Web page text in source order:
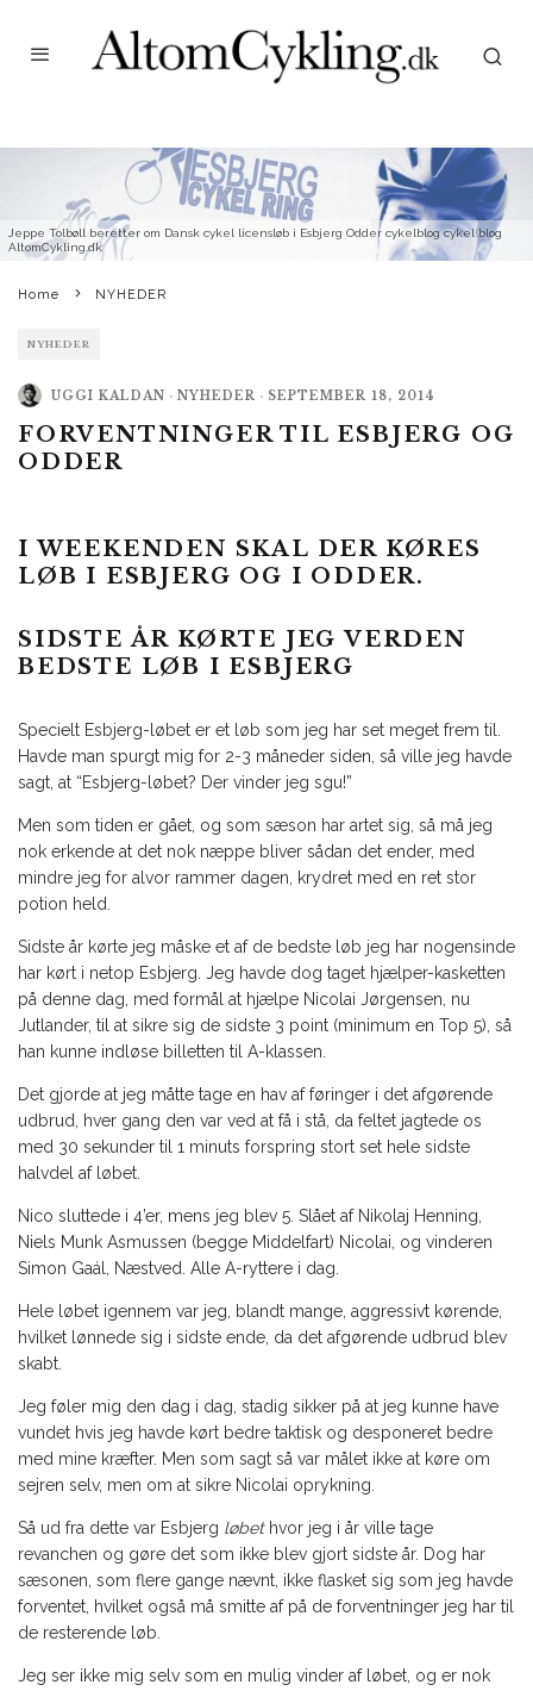
Jeppe Tolbøll beretter om Dansk cykel licensløb i Esbjerg Odder cykelblog cykel blog
AltomCykling.dk
Home NYHEDER
NYHEDER
UGGI KALDAN · NYHEDER · SEPTEMBER 18, 2014
FORVENTNINGER TIL ESBJERG OG
ODDER
I WEEKENDEN SKAL DER KØRES
LØB I ESBJERG OG I ODDER.
SIDSTE ÅR KØRTE JEG VERDEN
BEDSTE LØB I ESBJERG
Specielt Esbjerg-løbet er et løb som jeg har set meget frem til.
Havde man spurgt mig for 2-3 måneder siden, så ville jeg havde
sagt, at “Esbjerg-løbet? Der vinder jeg sgu!”
Men som tiden er gået, og som sæson har artet sig, så må jeg
nok erkende at det nok næppe bliver sådan det ender, med
mindre jeg for alvor rammer dagen, krydret med en ret stor
potion held.
Sidste år kørte jeg måske et af de bedste løb jeg har nogensinde
har kørt i netop Esbjerg. Jeg havde dog taget hjælper-kasketten
på denne dag, med formål at hjælpe Nicolai Jørgensen, nu
Jutlander, til at sikre sig de sidste 3 point (minimum en Top 5), så
han kunne indløse billetten til A-klassen.
Det gjorde at jeg måtte tage en hav af føringer i det afgørende
udbrud, hver gang den var ved at få i stå, da feltet jagtede os
med 30 sekunder til 1 minuts forspring stort set hele sidste
halvdel af løbet.
Nico sluttede i 4’er, mens jeg blev 5. Slået af Nikolaj Henning,
Niels Munk Asmussen (begge Middelfart) Nicolai, og vinderen
Simon Gaál, Næstved. Alle A-ryttere i dag.
Hele løbet igennem var jeg, blandt mange, aggressivt kørende,
hvilket lønnede sig i sidste ende, da det afgørende udbrud blev
skabt.
Jeg føler mig den dag i dag, stadig sikker på at jeg kunne have
vundet hvis jeg havde kørt bedre taktisk og desponeret bedre
med mine kræfter. Men som sagt så var målet ikke at køre om
sejren selv, men om at sikre Nicolai oprykning.
Så ud fra dette var Esbjerg løbethvor jeg i år ville tage
revanchen og gøre det som ikke blev gjort sidste år. Dog har
sæsonen, som flere gange nævnt, ikke flasket sig som jeg havde
forventet, hvilket også må smitte af på de forventninger jeg har til
de resterende løb.
Jeg ser ikke mig selv som en mulig vinder af løbet, og er nok